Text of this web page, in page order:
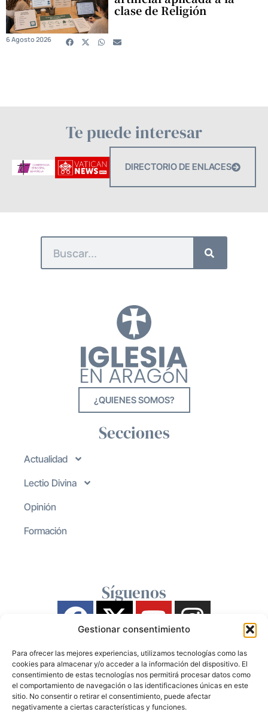
Gestionar consentimiento
Para ofrecer las mejores experiencias, utilizamos tecnologías como las
cookies para almacenar y/o acceder a la información del dispositivo. El
consentimiento de estas tecnologías nos permitirá procesar datos como
el comportamiento de navegación o las identificaciones únicas en este
sitio. No consentir o retirar el consentimiento, puede afectar
negativamente a ciertas características y funciones.
clase de Religión
6 Agosto 2026
Te puede interesar
DIRECTORIO DE ENLACES
¿QUIENES SOMOS?
Secciones
Actualidad
Lectio Divina
Opinión
Formación
Síguenos